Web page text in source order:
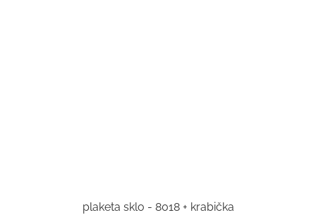
plaketa sklo - 8018 + krabička